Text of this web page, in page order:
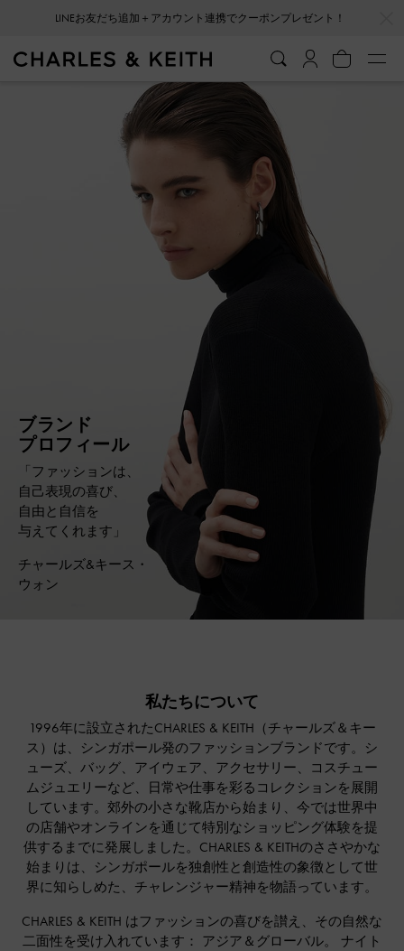
LINEお友だち追加＋アカウント連携でクーポンプレゼント！
ブランド
プロフィール
「ファッションは、
自己表現の喜び、
自由と自信を
与えてくれます」
チャールズ&キース・
ウォン
私たちについて
1996年に設立されたCHARLES & KEITH（チャールズ＆キー
ス）は、シンガポール発のファッションブランドです。シ
ューズ、バッグ、アイウェア、アクセサリー、コスチュー
ムジュエリーなど、日常や仕事を彩るコレクションを展開
しています。郊外の小さな靴店から始まり、今では世界中
の店舗やオンラインを通じて特別なショッピング体験を提
供するまでに発展しました。CHARLES & KEITHのささやかな
始まりは、シンガポールを独創性と創造性の象徴として世
界に知らしめた、チャレンジャー精神を物語っています。
CHARLES & KEITH はファッションの喜びを讃え、その自然な
二面性を受け入れています： アジア＆グローバル。 ナイト